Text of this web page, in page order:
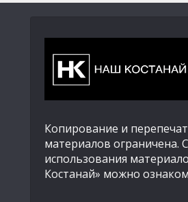
Копирование и
материалов ограничена.
использования
Костанай» можно